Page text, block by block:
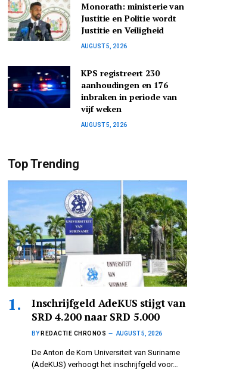
Monorath: ministerie van
Justitie en Politie wordt
Justitie en Veiligheid
AUGUST 5, 2026
KPS registreert 230
aanhoudingen en 176
inbraken in periode van
vijf weken
AUGUST 5, 2026
Top Trending
Inschrijfgeld AdeKUS stijgt van
SRD 4.200 naar SRD 5.000
BY REDACTIE CHRONOS AUGUST 5, 2026
De Anton de Kom Universiteit van Suriname
(AdeKUS) verhoogt het inschrijfgeld voor…